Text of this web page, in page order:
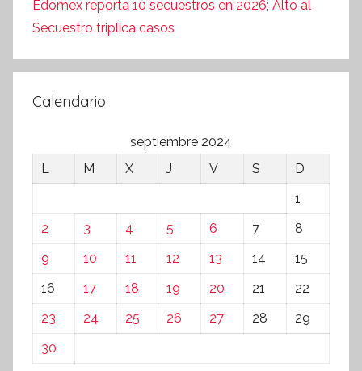
Edomex reporta 10 secuestros en 2026; Alto al
Secuestro triplica casos
Calendario
septiembre 2024
L
M X J V S
D
1
2
3 4 5 6 7
8
9
10 11 12 13 14
15
16
17 18 19 20 21
22
23
24 25 26 27 28
29
30